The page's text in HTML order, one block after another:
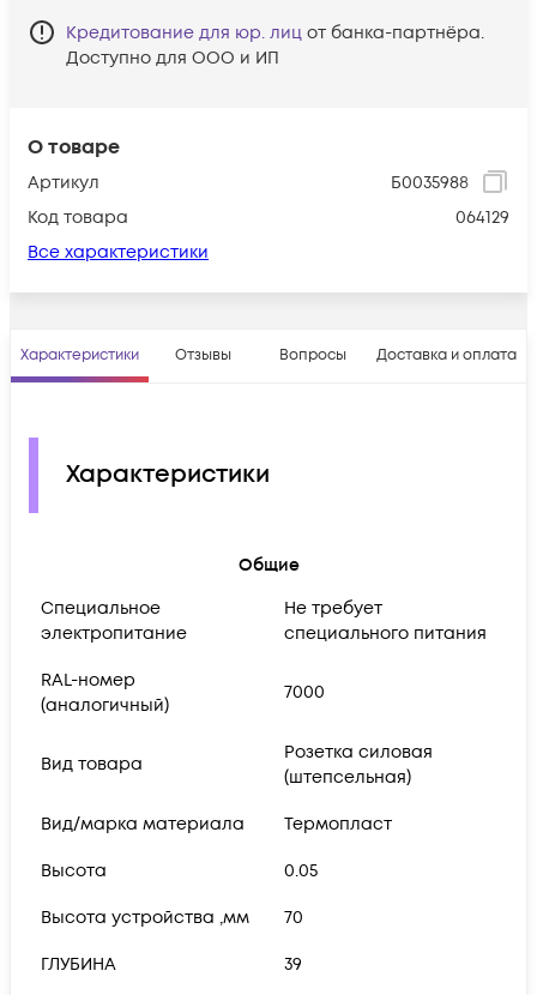
О товаре
Артикул
Б0035988
Код товара
064129
Все характеристики
Кредитование для юр. лиц от банка-партнёра.
Доступно для ООО и ИП
Характеристики Отзывы Вопросы Доставка и оплата
Характеристики
Общие
Cпециальное
электропитание
Не требует
специального питания
RAL-номер
(аналогичный)
7000
Вид товара
Розетка силовая
(штепсельная)
Вид/марка материала Термопласт
Высота 0.05
Высота устройства ,мм 70
ГЛУБИНА 39